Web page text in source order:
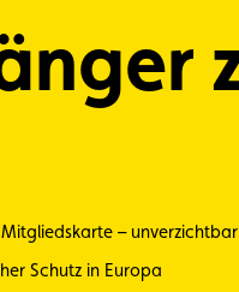
–
Schutz in Europa